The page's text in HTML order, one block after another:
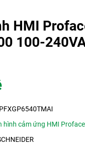
HMI
100-
PFXGP6540TMAI
hình cảm ứng HMI